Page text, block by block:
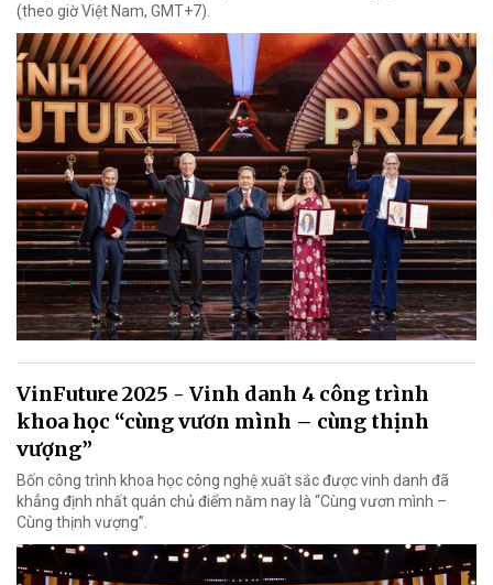
(theo giờ Việt Nam, GMT+7).
VinFuture 2025 - Vinh danh 4 công trình
khoa học “cùng vươn mình – cùng thịnh
vượng”
Bốn công trình khoa học công nghệ xuất sắc được vinh danh đã
khẳng định nhất quán chủ điểm năm nay là “Cùng vươn mình –
Cùng thịnh vượng”.